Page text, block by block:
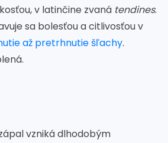
v latinčine zvaná tendines.
sa bolesťou a citlivosťou v
až pretrhnutie šľachy.
vzniká dlhodobým